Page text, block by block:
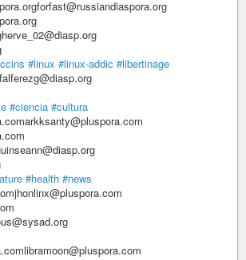
#linux #linux-addic #libertinage
#ciencia #cultura
#health #news